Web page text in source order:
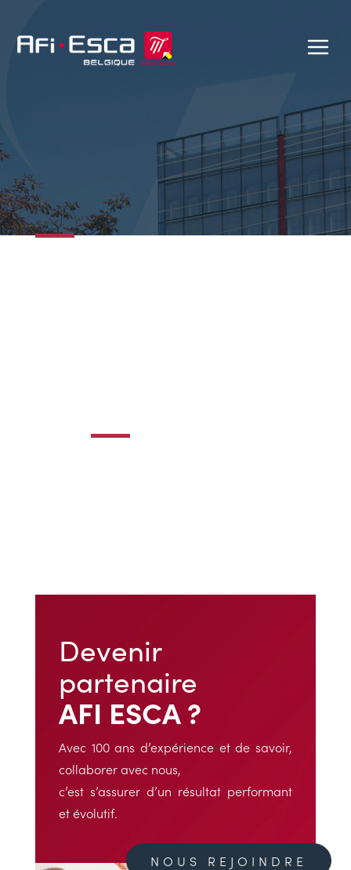
Devenir
partenaire
AFI ESCA ?
Avec 100 ans d’expérience et de savoir,
collaborer avec nous,
c’est s’assurer d’un résultat performant
et évolutif.
NOUS REJOINDRE